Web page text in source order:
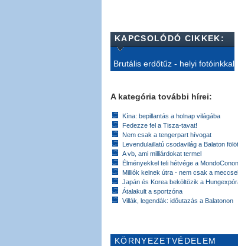
KAPCSOLÓDÓ CIKKEK:
Brutális erdőtűz - helyi fotóinkkal
A kategória további hírei:
Kína: bepillantás a holnap világába
Fedezze fel a Tisza-tavat!
Nem csak a tengerpart hívogat
Levendulaillatú csodavilág a Balaton
A vb, ami milliárdokat termel
Élményekkel teli hétvége a MondoConon
Milliók kelnek útra - nem csak a
Japán és Korea beköltözik a
Átalakult a sportzóna
Villák, legendák: időutazás a Balatonon
KÖRNYEZETVÉDELEM